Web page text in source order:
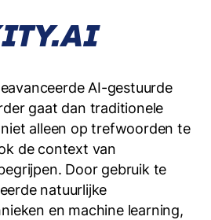
AI-gestuurde
gaat dan traditionele
alleen op trefwoorden te
de context van
Door gebruik te
natuurlijke
en machine learning,